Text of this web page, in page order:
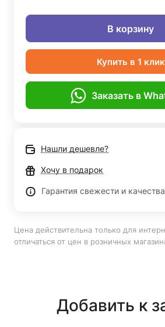
В корзину
Купить в 1 клик
Заказать в
Нашли дешевле?
Хочу в подарок
Гарантия свежести и качества
Цена действительна только для
отличаться от цен в розничных
Добавить к